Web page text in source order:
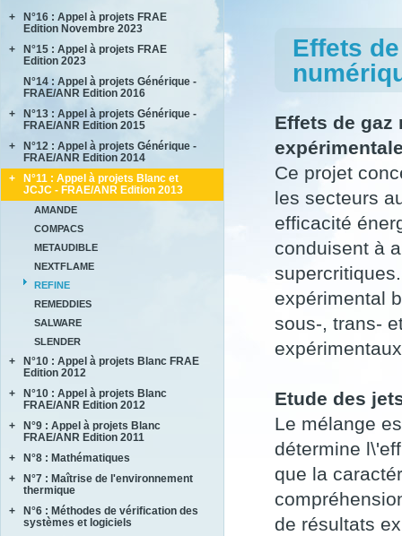
l'Aéronautique
l'Espace
+
N°16 : Appel à projets FRAE
Edition Novembre 2023
INPACT
RAKEL
+
N°15 : Appel à projets FRAE
Edition 2023
AIDEAS
AIxIA
N°14 : Appel à projets Générique -
FRAE/ANR Edition 2016
+
N°13 : Appel à projets Générique -
FRAE/ANR Edition 2015
AIRTIUS
BRENNUS
COVERIF
FA2SCINAE
+
N°12 : Appel à projets Générique -
FRAE/ANR Edition 2014
ANVES
HighS-Ti
M-SCOT
MAPEE
MORE4LESS
OPTIMUM
SUB SUPER JET
TIMBER
+
N°11 : Appel à projets Blanc et
JCJC - FRAE/ANR Edition 2013
AMANDE
COMPACS
METAUDIBLE
NEXTFLAME
REFINE
REMEDDIES
SALWARE
SLENDER
+
N°10 : Appel à projets Blanc FRAE
Edition 2012
ACCITE
PARASOFT
SEMAFOR
+
N°10 : Appel à projets Blanc
FRAE/ANR Edition 2012
LIMICOS
+
N°9 : Appel à projets Blanc
FRAE/ANR Edition 2011
DISCERN
SePaCoDe
SONOBL
+ N°8 : Mathématiques
ECOSEA
IPPON
MEMORIA
+
N°7 : Maîtrise de l'environnement
thermique
ASTHER
COMIFO
+
N°6 : Méthodes de vérification des
systèmes et logiciels
Effets
Effets de gaz
Ce projet
les secteurs
efficacité
conduisent à
expérimental
sous-, trans-
Etude des
Le mélange
détermine
que la
de résultats